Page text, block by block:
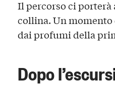
Il percorso ci porterà
collina. Un
dai profumi della
Dopo